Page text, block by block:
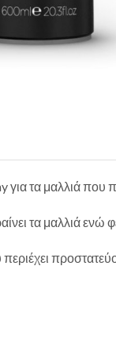
για τα μαλλιά
τα μαλλιά ενώ
περιέχει